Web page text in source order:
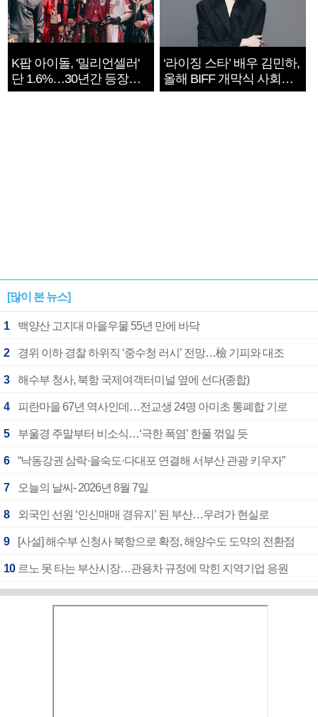
K팝 아이돌, '밀리언셀러'
단 1.6%…30년간 등장
1182개팀 전수조사
‘라이징 스타’ 배우 김민하,
올해 BIFF 개막식 사회자
확정
[많이 본 뉴스]
1 백양산 고지대 마을우물 55년 만에 바닥
2 경위 이하 경찰 하위직 ‘중수청 러시’ 전망…檢 기피와 대조
3 해수부 청사, 북항 국제여객터미널 옆에 선다(종합)
4 피란마을 67년 역사인데…전교생 24명 아미초 통폐합 기로
5 부울경 주말부터 비소식…‘극한 폭염’ 한풀 꺾일 듯
6 “낙동강권 삼락·을숙도·다대포 연결해 서부산 관광 키우자”
7 오늘의 날씨- 2026년 8월 7일
8 외국인 선원 ‘인신매매 경유지’ 된 부산…우려가 현실로
9 [사설] 해수부 신청사 북항으로 확정, 해양수도 도약의 전환점
10 르노 못 타는 부산시장…관용차 규정에 막힌 지역기업 응원